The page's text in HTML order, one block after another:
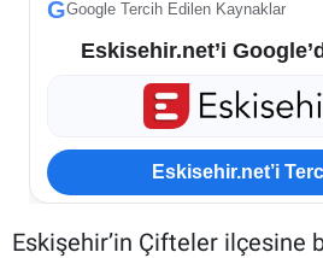
GGoogle Tercih Edilen Kaynaklar
Eskisehir.net’i
Eskisehir.net’i
Eskişehir’in Çifteler ilçesine